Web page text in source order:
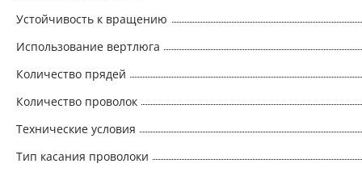
Устойчивость к вращению
Использование вертлюга
Количество прядей
Количество проволок
Технические условия
Тип касания проволоки